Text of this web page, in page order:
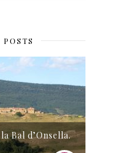
Bal d’Onsella.